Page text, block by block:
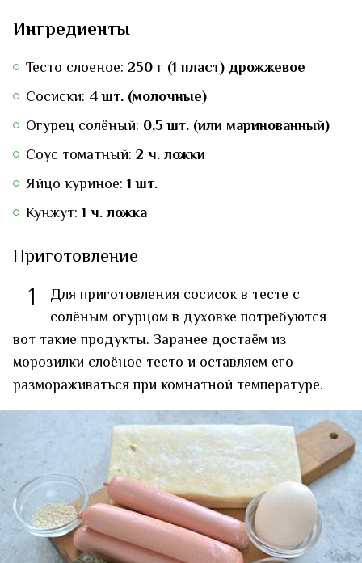
Ингредиенты
Тесто слоеное: 250 г (1 пласт) дрожжевое
Сосиски: 4 шт. (молочные)
Огурец солёный: 0,5 шт. (или маринованный)
Соус томатный: 2 ч. ложки
Яйцо куриное: 1 шт.
Кунжут: 1 ч. ложка
Приготовление
1
Для приготовления сосисок в тесте с
солёным огурцом в духовке потребуются
вот такие продукты. Заранее достаём из
морозилки слоёное тесто и оставляем его
размораживаться при комнатной температуре.